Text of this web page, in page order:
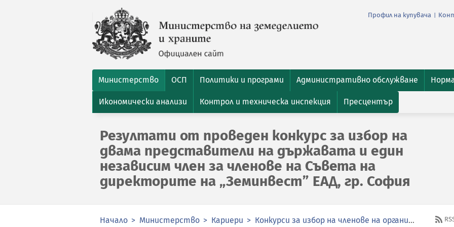
Профил на купувача
Министерство ОСП Политики и програми Административно обслужване
Икономически анализи Контрол и техническа инспекция Пресцентър
Резултати от проведен конкурс за избор на
двама представители на държавата и един
независим член за членове на Съвета на
директорите на „Земинвест” ЕАД, гр. София
Начало Министерство Кариери Конкурси за избор на членове на органите за управление и контрол в публичните предприятия